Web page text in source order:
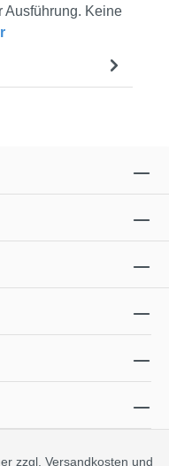
Ausführung. Keine
zzgl. Versandkosten und